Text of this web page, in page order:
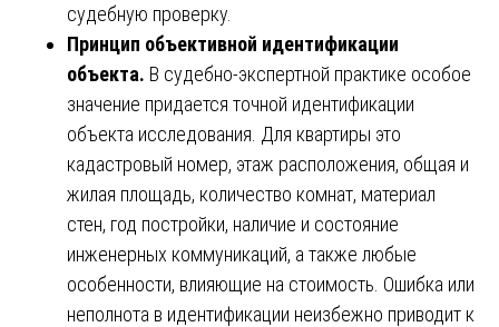
судебную проверку.
Принцип объективной идентификации
объекта. В судебно-экспертной практике особое
значение придается точной идентификации
объекта исследования. Для квартиры это
кадастровый номер, этаж расположения, общая и
жилая площадь, количество комнат, материал
стен, год постройки, наличие и состояние
инженерных коммуникаций, а также любые
особенности, влияющие на стоимость. Ошибка или
неполнота в идентификации неизбежно приводит к